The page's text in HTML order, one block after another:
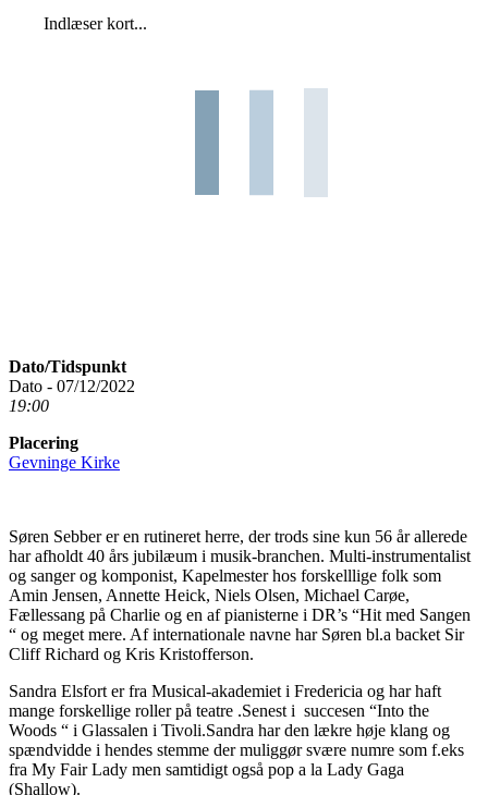
Indlæser kort...
Dato/Tidspunkt
Dato - 07/12/2022
19:00
Placering
Gevninge Kirke
Søren Sebber er en rutineret herre, der trods sine kun 56 år allerede
har afholdt 40 års jubilæum i musik-branchen. Multi-instrumentalist
og sanger og komponist, Kapelmester hos forskelllige folk som
Amin Jensen, Annette Heick, Niels Olsen, Michael Carøe,
Fællessang på Charlie og en af pianisterne i DR’s “Hit med Sangen
“ og meget mere. Af internationale navne har Søren bl.a backet Sir
Cliff Richard og Kris Kristofferson.
Sandra Elsfort er fra Musical-akademiet i Fredericia og har haft
mange forskellige roller på teatre .Senest i succesen “Into the
Woods “ i Glassalen i Tivoli.Sandra har den lækre høje klang og
spændvidde i hendes stemme der muliggør svære numre som f.eks
fra My Fair Lady men samtidigt også pop a la Lady Gaga
(Shallow).